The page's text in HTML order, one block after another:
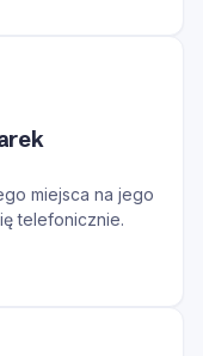
miejsca na jego
telefonicznie.